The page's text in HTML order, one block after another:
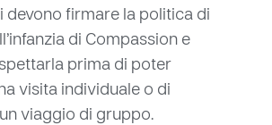
devono firmare la politica di
di Compassion e
prima di poter
visita individuale o di
viaggio di gruppo.